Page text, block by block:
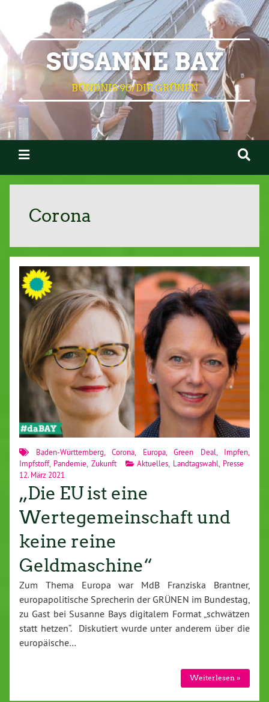
SUSANNE BAY
BÜNDNIS 90/DIE GRÜNEN
Corona
Baden-Württemberg, Corona, Europa, Green Deal, Impfen,
Impfstoff, Pandemie, Zukunft Aktuelles, Landtagswahl, Presse
12. März 2021
„Die EU ist eine
Wertegemeinschaft und
keine reine
Geldmaschine“
Zum Thema Europa war MdB Franziska Brantner,
europapolitische Sprecherin der GRÜNEN im Bundestag,
zu Gast bei Susanne Bays digitalem Format „schwätzen
statt hetzen“. Diskutiert wurde unter anderem über die
europäische…
Weiterlesen »